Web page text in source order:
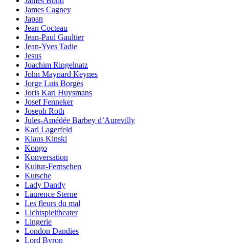
James Cagney
Japan
Jean Cocteau
Jean-Paul Gaultier
Jean-Yves Tadie
Jesus
Joachim Ringelnatz
John Maynard Keynes
Jorge Luis Borges
Joris Karl Huysmans
Josef Fenneker
Joseph Roth
Jules-Amédée Barbey d’Aurevilly
Karl Lagerfeld
Klaus Kinski
Kongo
Konversation
Kultur-Fernsehen
Kutsche
Lady Dandy
Laurence Sterne
Les fleurs du mal
Lichtspieltheater
Lingerie
London Dandies
Lord Byron